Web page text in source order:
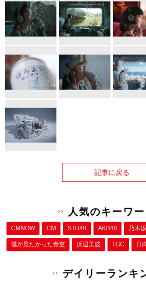
記事に戻る
人気のキーワー
CMNOW CM STU48 AKB48 乃木
僕が⾒たかった⻘空 浜辺美波 TGC 日
デイリーランキ